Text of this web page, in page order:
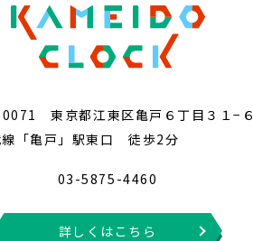
東京都江東区亀戸６丁目３１−６
「亀戸」駅東口 徒歩2分
03-5875-4460
詳しくはこちら